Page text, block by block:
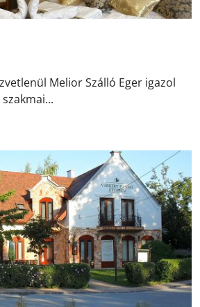
Melior Szálló Eger igazol